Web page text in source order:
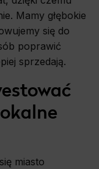
Mamy głębokie
się do
poprawić
sprzedają.
miasto